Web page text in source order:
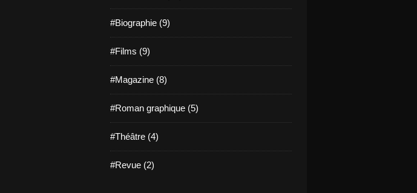
#Biographie (9)
#Films (9)
#Magazine (8)
#Roman graphique (5)
#Théâtre (4)
#Revue (2)